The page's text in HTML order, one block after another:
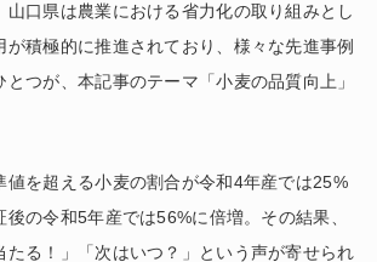
山口県は農業における省力化の取り組みとし
が積極的に推進されており、様々な先進事例
つが、本記事のテーマ「小麦の品質向上」
値を超える小麦の割合が令和4年産では25%
の令和5年産では56%に倍増。その結果、
たる！」「次はいつ？」という声が寄せられ